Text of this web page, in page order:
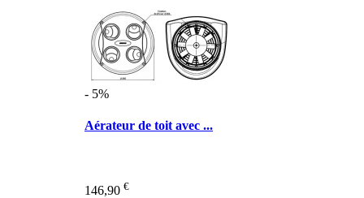
- 5%
Aérateur de toit avec ...
146,90 €